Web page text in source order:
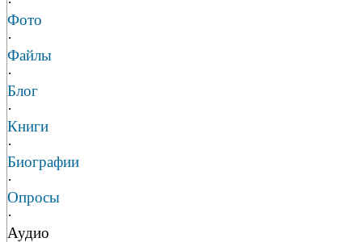
Фото
·
Файлы
·
Блог
·
Книги
·
Биографии
·
Опросы
·
Аудио